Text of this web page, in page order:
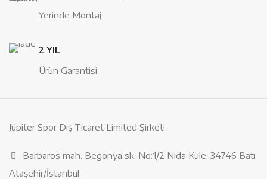
Yerinde Montaj
2 YIL
Ürün Garantisi
Jüpiter Spor Dış Ticaret Limited Şirketi
Barbaros mah. Begonya sk. No:1/2 Nida Kule, 34746 Batı
Ataşehir/İstanbul